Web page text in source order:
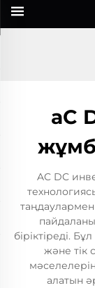
aC
AC DC
біріктіреді.
және тік
алатын